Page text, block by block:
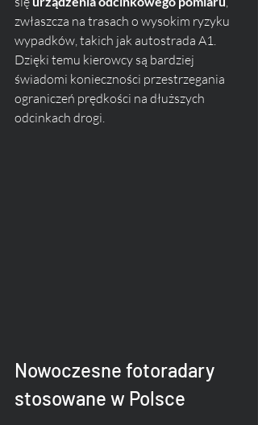
zwłaszcza na trasach o wysokim ryzyku
wypadków, takich jak autostrada A1.
Dzięki temu kierowcy są bardziej
świadomi konieczności przestrzegania
ograniczeń prędkości na dłuższych
odcinkach drogi.
Nowoczesne fotoradary
stosowane w Polsce